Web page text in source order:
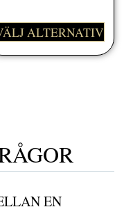
ALTERNATIV
EN